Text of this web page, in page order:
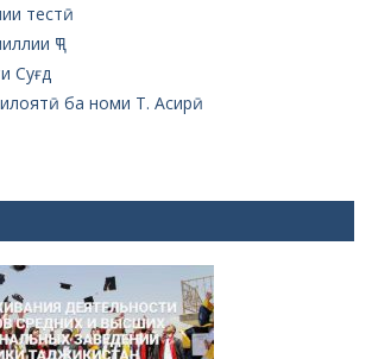
тестӣ
ҶТ
Суғд
ба номи Т. Асирӣ